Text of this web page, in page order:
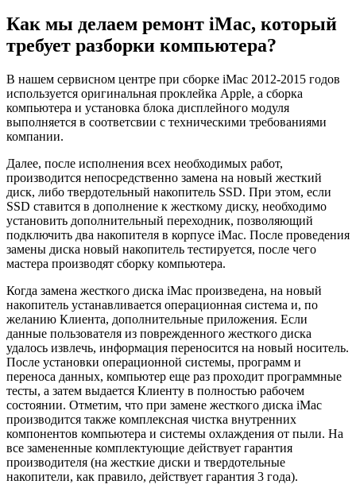
Как мы делаем ремонт iMac, который
требует разборки компьютера?
В нашем сервисном центре при сборке iMac 2012-2015 годов
используется оригинальная проклейка Apple, а сборка
компьютера и установка блока дисплейного модуля
выполняется в соответсвии с техническими требованиями
компании.
Далее, после исполнения всех необходимых работ,
производится непосредственно замена на новый жесткий
диск, либо твердотельный накопитель SSD. При этом, если
SSD ставится в дополнение к жесткому диску, необходимо
установить дополнительный переходник, позволяющий
подключить два накопителя в корпусе iMac. После проведения
замены диска новый накопитель тестируется, после чего
мастера производят сборку компьютера.
Когда замена жесткого диска iMac произведена, на новый
накопитель устанавливается операционная система и, по
желанию Клиента, дополнительные приложения. Если
данные пользователя из поврежденного жесткого диска
удалось извлечь, информация переносится на новый носитель.
После установки операционной системы, программ и
переноса данных, компьютер еще раз проходит программные
тесты, а затем выдается Клиенту в полностью рабочем
состоянии. Отметим, что при замене жесткого диска iMac
производится также комплексная чистка внутренних
компонентов компьютера и системы охлаждения от пыли. На
все замененные комплектующие действует гарантия
производителя (на жесткие диски и твердотельные
накопители, как правило, действует гарантия 3 года).